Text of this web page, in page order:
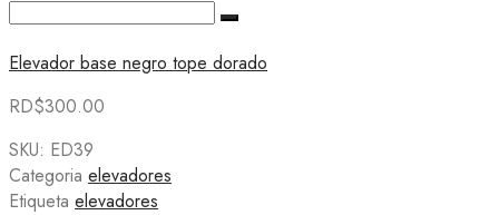
Elevador base negro tope dorado
RD$300.00
SKU: ED39
Categoria elevadores
Etiqueta elevadores